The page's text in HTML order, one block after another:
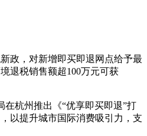
政，对新增即买即退网点给予最
退税销售额超100万元可获
在杭州推出《“优享即买即退”打
以提升城市国际消费吸引力，支